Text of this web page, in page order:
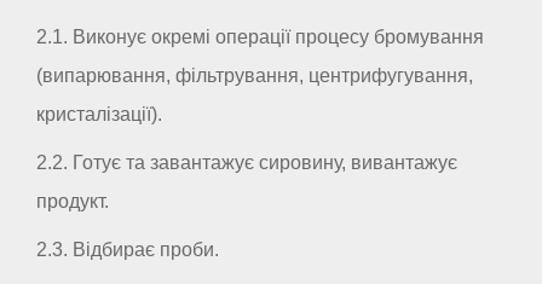
2.1. Виконує окремі операції процесу бромування
(випарювання, фільтрування, центрифугування,
кристалізації).
2.2. Готує та завантажує сировину, вивантажує
продукт.
2.3. Відбирає проби.